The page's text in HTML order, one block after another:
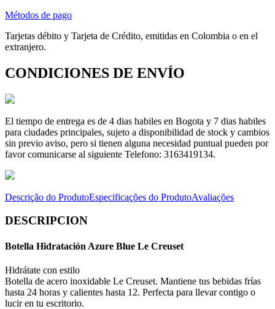
Métodos de pago
Tarjetas débito y Tarjeta de Crédito, emitidas en Colombia o en el
extranjero.
CONDICIONES DE ENVÍO
El tiempo de entrega es de 4 dias habiles en Bogota y 7 dias habiles
para ciudades principales, sujeto a disponibilidad de stock y cambios
sin previo aviso, pero si tienen alguna necesidad puntual pueden por
favor comunicarse al siguiente Telefono: 3163419134.
Descrição do ProdutoEspecificações do ProdutoAvaliações
DESCRIPCION
Botella Hidratación Azure Blue Le Creuset
Hidrátate con estilo
Botella de acero inoxidable Le Creuset. Mantiene tus bebidas frías
hasta 24 horas y calientes hasta 12. Perfecta para llevar contigo o
lucir en tu escritorio.